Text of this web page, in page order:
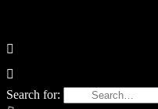
Search for: